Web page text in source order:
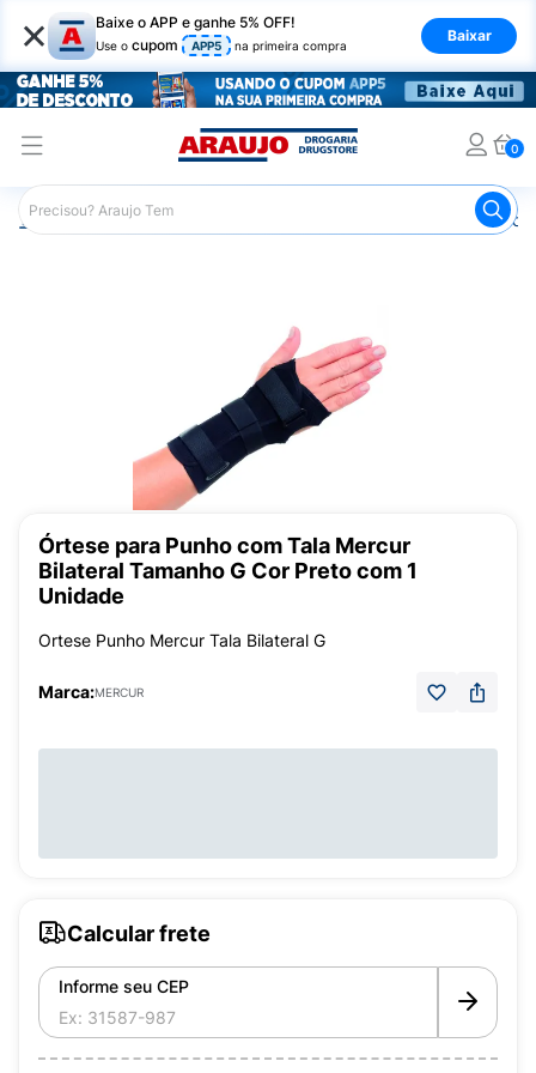
× Baixe o APP e ganhe 5% OFF!
Use o cupom APP5 na primeira compra
Baixar
0
Araujo Saúde e Bem Estar
Órtese para Punho com Tala Mercur
Bilateral Tamanho G Cor Preto com 1
Unidade
Ortese Punho Mercur Tala Bilateral G
Marca:MERCUR
Calcular frete
Informe seu CEP